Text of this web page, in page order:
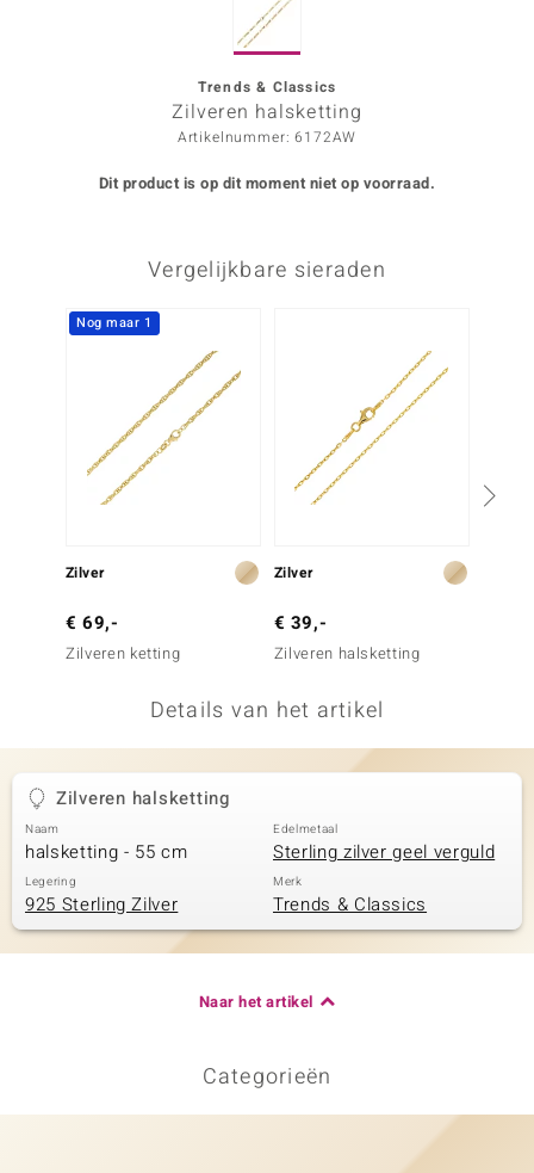
Trends & Classics
Zilveren halsketting
Artikelnummer: 6172AW
Dit product is op dit moment niet op voorraad.
Vergelijkbare sieraden
Nog maar 1
Zilver
€ 69,-
Zilveren ketting
Zilver
€ 39,-
Zilveren halsketting
Details van het artikel
Zilveren halsketting
Naam
halsketting - 55 cm
Edelmetaal
Sterling zilver geel verguld
Legering
925 Sterling Zilver
Merk
Trends & Classics
Naar het artikel
Categorieën